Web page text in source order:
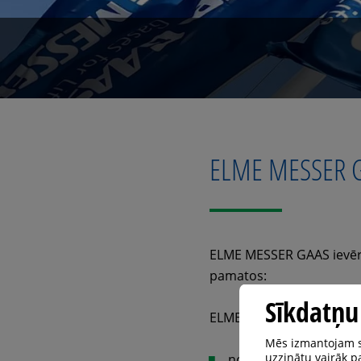
ELME MESSER
ELME MESSER GAAS
pamatos:
ELME MESSER GAAS
Mēs izmantojam
uzzinātu vairāk